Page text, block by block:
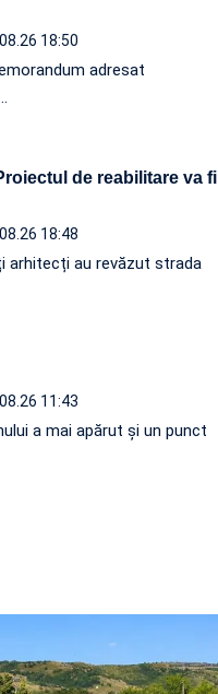
18:50
adresat
de reabilitare va fi
18:48
arhitecți au revăzut strada
11:43
a mai apărut și un punct